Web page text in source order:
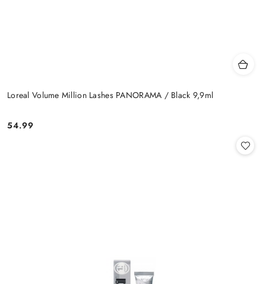
Loreal Volume Million Lashes PANORAMA / Black 9,9ml
Cena:
54.99